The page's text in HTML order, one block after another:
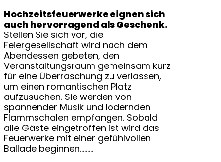
Hochzeitsfeuerwerke eignen sich
auch hervorragend als Geschenk.
Stellen Sie sich vor, die
Feiergesellschaft wird nach dem
Abendessen gebeten, den
Veranstaltungsraum gemeinsam kurz
für eine Überraschung zu verlassen,
um einen romantischen Platz
aufzusuchen. Sie werden von
spannender Musik und lodernden
Flammschalen empfangen. Sobald
alle Gäste eingetroffen ist wird das
Feuerwerke mit einer gefühlvollen
Ballade beginnen………